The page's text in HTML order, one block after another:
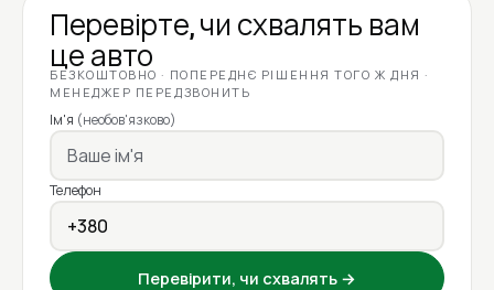
Перевірте, чи схвалять вам
це авто
БЕЗКОШТОВНО · ПОПЕРЕДНЄ РІШЕННЯ ТОГО Ж ДНЯ ·
МЕНЕДЖЕР ПЕРЕДЗВОНИТЬ
Ім'я (необов'язково)
Телефон
Перевірити, чи схвалять →